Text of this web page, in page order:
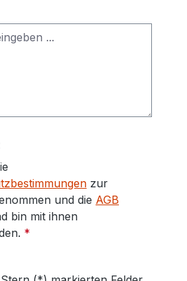
zur
und die AGB
bin mit ihnen
*